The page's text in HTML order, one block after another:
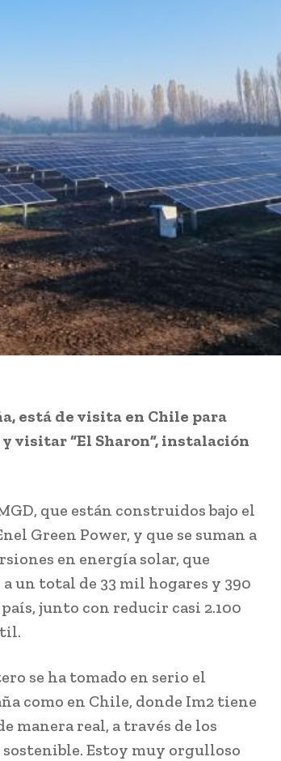
está de visita en Chile para
visitar “El Sharon”, instalación
que están construidos bajo el
Green Power, y que se suman a
en energía solar, que
un total de 33 mil hogares y 390
junto con reducir casi 2.100
se ha tomado en serio el
como en Chile, donde Im2 tiene
manera real, a través de los
sostenible. Estoy muy orgulloso